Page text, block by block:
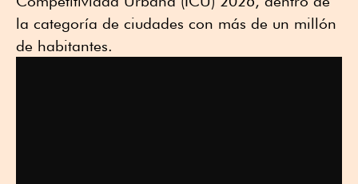
la categoría de ciudades con más de un millón
de habitantes.